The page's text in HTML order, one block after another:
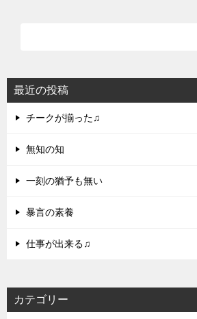
最近の投稿
チークが揃った♫
無知の知
一刻の猶予も無い
暴言の素養
仕事が出来る♫
カテゴリー